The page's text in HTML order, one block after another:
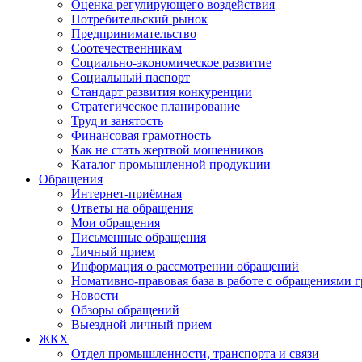
Оценка регулирующего воздействия
Потребительский рынок
Предпринимательство
Соотечественникам
Социально-экономическое развитие
Социальный паспорт
Стандарт развития конкуренции
Стратегическое планирование
Труд и занятость
Финансовая грамотность
Как не стать жертвой мошенников
Каталог промышленной продукции
Обращения
Интернет-приёмная
Ответы на обращения
Мои обращения
Письменные обращения
Личный прием
Информация о рассмотрении обращений
Номативно-правовая база в работе с обращениями
Новости
Обзоры обращений
Выездной личный прием
ЖКХ
Отдел промышленности, транспорта и связи